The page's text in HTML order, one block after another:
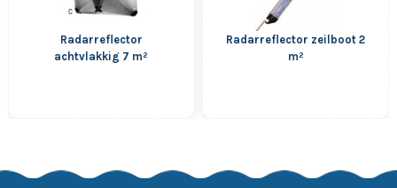
Radarreflector
achtvlakkig 7 m²
Radarreflector zeilboot 2
m²